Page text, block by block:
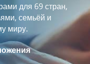
для 69 стран,
семьёй и
миру.